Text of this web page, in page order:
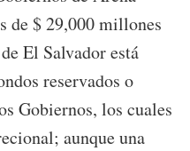
de $ 29,000 millones
El Salvador está
reservados o
Gobiernos, los cuales
aunque una